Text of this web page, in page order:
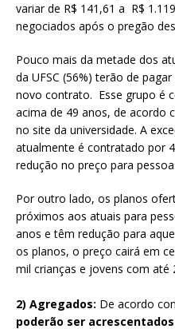
variar de R$ 141,61 a R$
negociados após o pregão
Pouco mais da metade dos
da UFSC (56%) terão de
novo contrato. Esse grupo é
acima de 49 anos, de acordo
no site da universidade. A
atualmente é contratado por
redução no preço para
Por outro lado, os planos
próximos aos atuais para
anos e têm redução para
os planos, o preço cairá em
mil crianças e jovens com até
2) Agregados: De acordo
poderão ser